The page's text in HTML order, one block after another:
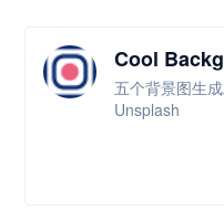
Cool
五个背景图生
Unsplash